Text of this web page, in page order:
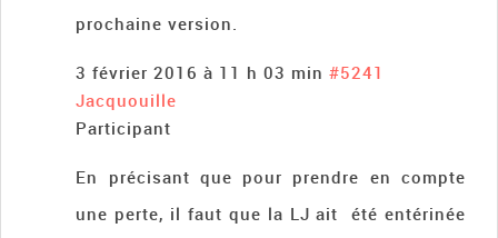
prochaine version.
3 février 2016 à 11 h 03 min #5241
Jacquouille
Participant
En précisant que pour prendre en compte
une perte, il faut que la LJ ait été entérinée